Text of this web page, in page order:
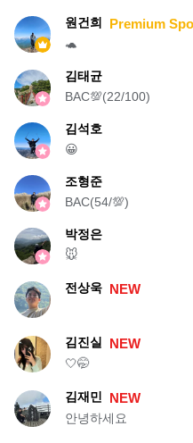
원건희 Premium
🐢
김태균
BAC💯(22/100)
김석호
😀
조형준
BAC(54/💯)
박정은
🐭
전상욱 NEW
김진실 NEW
🤍🤭
김재민 NEW
안녕하세요